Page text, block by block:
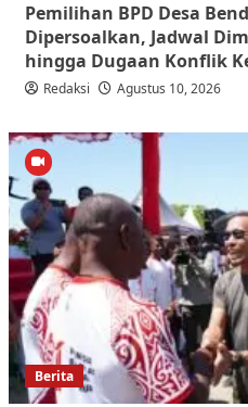
Pemilihan BPD Desa
Dipersoalkan, Jadwal
hingga Dugaan Konflik
Redaksi Agustus 10, 2026
Berita